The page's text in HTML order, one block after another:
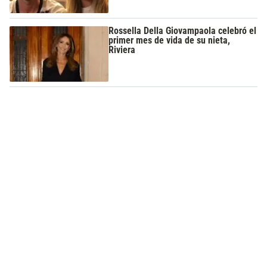
Rossella Della Giovampaola celebró el
primer mes de vida de su nieta,
Riviera